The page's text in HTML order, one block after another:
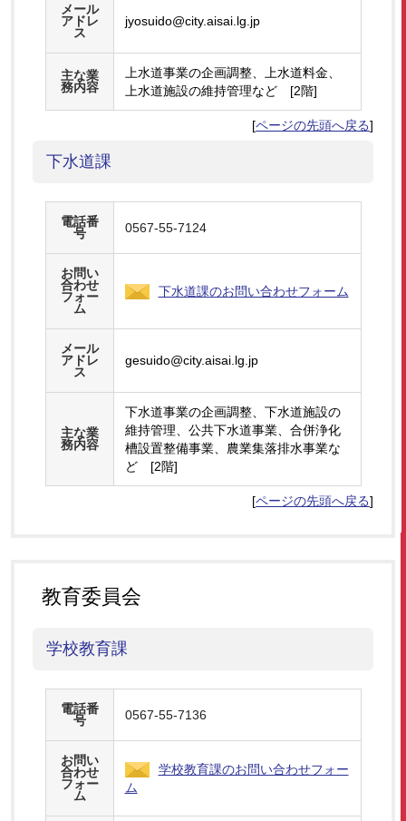
メール
アドレ
ス
jyosuido@city.aisai.lg.jp
主な業
務内容
上水道事業の企画調整、上水道料金、
上水道施設の維持管理など [2階]
[ページの先頭へ戻る]
下水道課
電話番
号
0567-55-7124
お問い
合わせ
フォー
ム
下水道課のお問い合わせフォーム
メール
アドレ
ス
gesuido@city.aisai.lg.jp
主な業
務内容
下水道事業の企画調整、下水道施設の
維持管理、公共下水道事業、合併浄化
槽設置整備事業、農業集落排水事業な
ど [2階]
[ページの先頭へ戻る]
教育委員会
学校教育課
電話番
号
0567-55-7136
お問い
合わせ
フォー
ム
学校教育課のお問い合わせフォー
ム